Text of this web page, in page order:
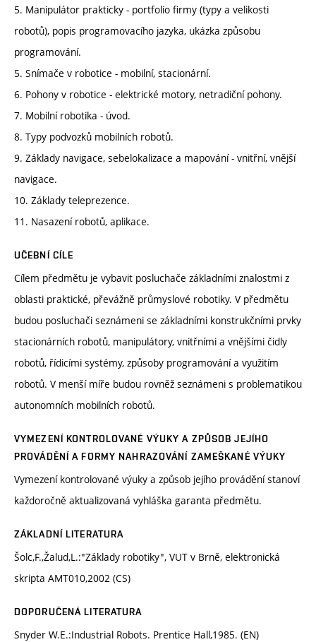
5. Manipulátor prakticky - portfolio firmy (typy a velikosti
robotů), popis programovacího jazyka, ukázka způsobu
programování.
5. Snímače v robotice - mobilní, stacionární.
6. Pohony v robotice - elektrické motory, netradiční pohony.
7. Mobilní robotika - úvod.
8. Typy podvozků mobilních robotů.
9. Základy navigace, sebelokalizace a mapování - vnitřní, vnější
navigace.
10. Základy teleprezence.
11. Nasazení robotů, aplikace.
UČEBNÍ CÍLE
Cílem předmětu je vybavit posluchače základními znalostmi z
oblasti praktické, převážně průmyslové robotiky. V předmětu
budou posluchači seznámeni se základními konstrukčními prvky
stacionárních robotů, manipulátory, vnitřními a vnějšími čidly
robotů, řídicími systémy, způsoby programování a využitím
robotů. V menší míře budou rovněž seznámeni s problematikou
autonomních mobilních robotů.
VYMEZENÍ KONTROLOVANÉ VÝUKY A ZPŮSOB JEJÍHO
PROVÁDĚNÍ A FORMY NAHRAZOVÁNÍ ZAMEŠKANÉ VÝUKY
Vymezení kontrolované výuky a způsob jejího provádění stanoví
každoročně aktualizovaná vyhláška garanta předmětu.
ZÁKLADNÍ LITERATURA
Šolc,F.,Žalud,L.:"Základy robotiky", VUT v Brně, elektronická
skripta AMT010,2002 (CS)
DOPORUČENÁ LITERATURA
Snyder W.E.:Industrial Robots. Prentice Hall,1985. (EN)